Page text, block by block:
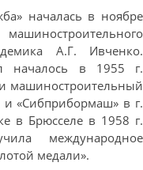
началась в ноябре
А.Г. Ивченко.
началось в 1955 г.
машиностроительный
«Сибприбормаш» в г.
в Брюсселе в 1958 г.
международное
медали».